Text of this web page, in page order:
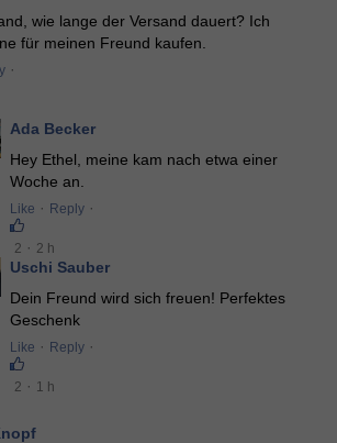
wie lange der Versand dauert? Ich
für meinen Freund kaufen.
·
Ada Becker
Hey Ethel, meine kam nach etwa einer
Woche an.
Like · Reply ·
2 · 2 h
Uschi Sauber
Dein Freund wird sich freuen! Perfektes
Geschenk
Like · Reply ·
2 · 1 h